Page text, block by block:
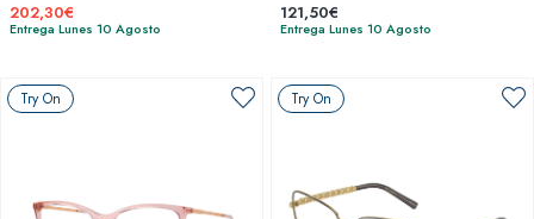
202,30€
Entrega Lunes 10 Agosto
121,50€
Entrega Lunes 10 Agosto
Try On Try On